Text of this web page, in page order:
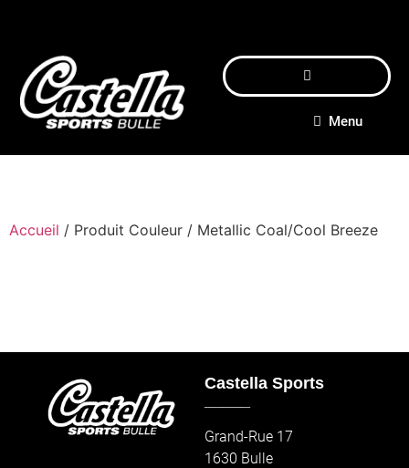
Menu
Accueil / Produit Couleur / Metallic Coal/Cool Breeze
Castella Sports
Grand-Rue 17
1630 Bulle